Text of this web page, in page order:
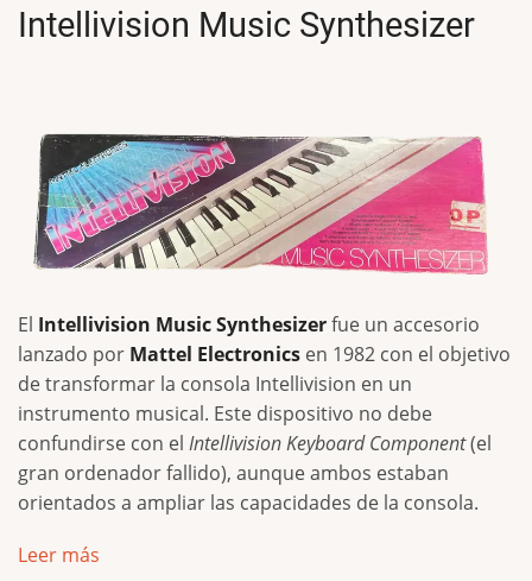
Intellivision Music Synthesizer
El Intellivision Music Synthesizerfue un accesorio
lanzado por Mattel Electronics en 1982 con el objetivo
de transformar la consola Intellivision en un
instrumento musical. Este dispositivo no debe
confundirse con el Intellivision Keyboard Component(el
gran ordenador fallido), aunque ambos estaban
orientados a ampliar las capacidades de la consola.
Leer más